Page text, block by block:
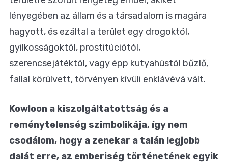
lényegében az állam és a társadalom is magára
hagyott, és ezáltal a terület egy drogoktól,
gyilkosságoktól, prostitúciótól,
szerencsejátéktól, vagy épp kutyahústól bűzlő,
fallal körülvett, törvényen kívüli enklávévá vált.
Kowloon a kiszolgáltatottság és a
reménytelenség szimbolikája, így nem
csodálom, hogy a zenekar a talán legjobb
dalát erre, az emberiség történetének egyik